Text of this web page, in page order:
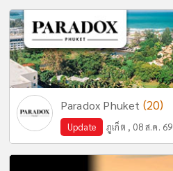
Paradox Phuket (20)
Update ภูเก็ต , 08 ส.ค. 69